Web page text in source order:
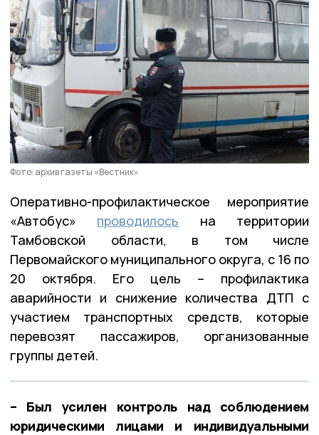
Фото: архив газеты «Вестник»
Оперативно-профилактическое мероприятие
«Автобус» проводилось на территории
Тамбовской области, в том числе
Первомайского муниципального округа, с 16 по
20 октября. Его цель – профилактика
аварийности и снижение количества ДТП с
участием транспортных средств, которые
перевозят пассажиров, организованные
группы детей.
– Был усилен контроль над соблюдением
юридическими лицами и индивидуальными